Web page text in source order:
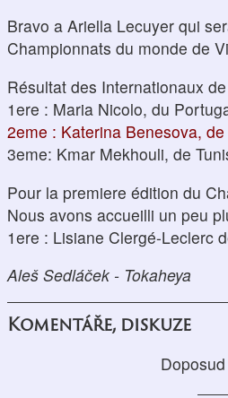
Bravo a Ariella Lecuyer qui
Championnats du monde de
Résultat des Internationaux
1ere : Maria Nicolo, du
2eme : Katerina Benesova,
3eme: Kmar Mekhouli, de
Pour la premiere édition du
Nous avons accueilli un peu
1ere : Lisiane Clergé-Leclerc
Aleš Sedláček - Tokaheya
Komentáře, diskuze